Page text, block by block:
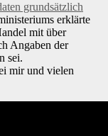
grundsätzlich
erklärte
mit über
Angaben der
sei.
mir und vielen